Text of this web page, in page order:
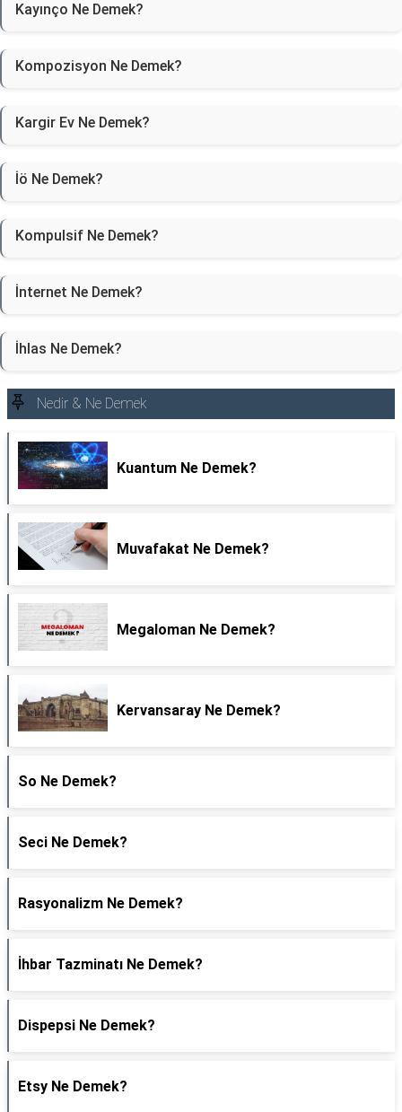
Kayınço Ne Demek?
Kompozisyon Ne Demek?
Kargir Ev Ne Demek?
İö Ne Demek?
Kompulsif Ne Demek?
İnternet Ne Demek?
İhlas Ne Demek?
Nedir & Ne Demek
Kuantum Ne Demek?
Muvafakat Ne Demek?
Megaloman Ne Demek?
Kervansaray Ne Demek?
So Ne Demek?
Seci Ne Demek?
Rasyonalizm Ne Demek?
İhbar Tazminatı Ne Demek?
Dispepsi Ne Demek?
Etsy Ne Demek?